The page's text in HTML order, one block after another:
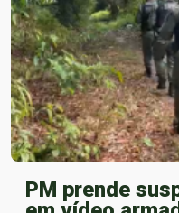
PM prende